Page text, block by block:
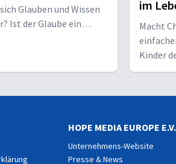
Glauben und Wissen
Ist der Glaube ein
im
Macht
Kinder
HOPE MEDIA EUROPE E.V.
Unternehmens-Website
Presse & News